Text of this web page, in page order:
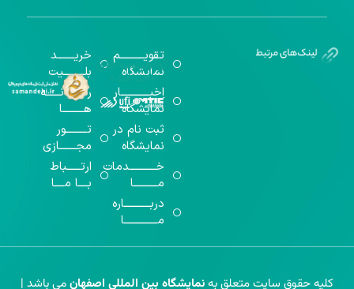
تقویــــــــــم
نمایشگاه
اخبــــــــــــار
نمایشگاه
ثبت نام در
نمایشگاه
خـــــــــــدمات
مــــــــــا
دربـــــــــــاره
مــــــــــــــا
خریـــــــد
بلـــــــــیت
رســـــانــــــه
هـــــــــا
تـــــــــور
مجـــــــازی
ارتــــــباط
بــــا مــــا
گواهینامه‌های
اخذ شده
کلیه حقوق سایت متعلق بهنمایشگاه بین المللی اصفهانمی باشد |